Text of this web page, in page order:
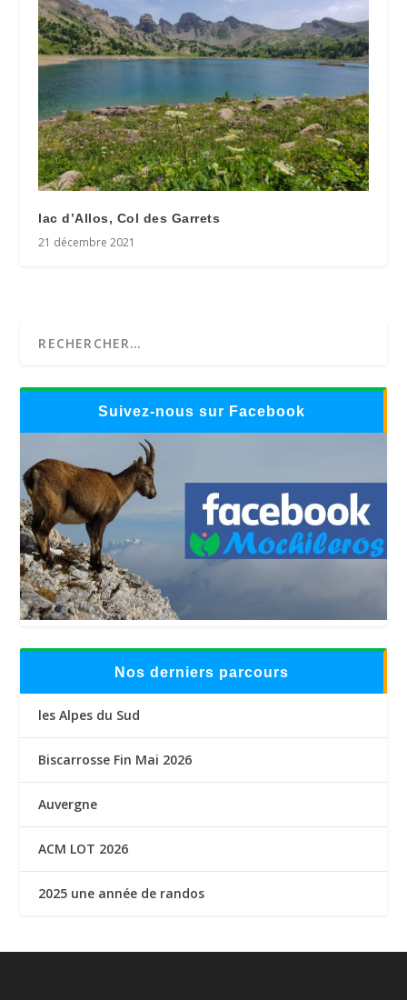
lac d’Allos, Col des Garrets
21 décembre 2021
Suivez-nous sur Facebook
Nos derniers parcours
les Alpes du Sud
Biscarrosse Fin Mai 2026
Auvergne
ACM LOT 2026
2025 une année de randos